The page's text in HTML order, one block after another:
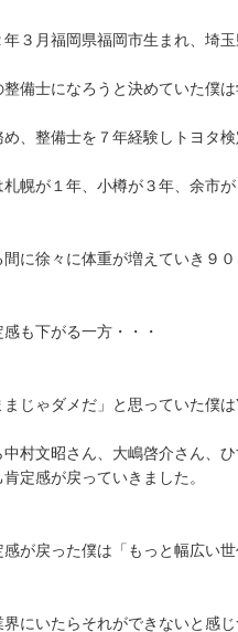
年３月福岡県福岡市生まれ、埼玉
整備士になろうと決めていた僕
め、整備士を７年経験しトヨタ
幌が１年、小樽が３年、余市が
に徐々に体重が増えていき９
感も下がる一方・・・
まじゃダメだ」と思っていた僕
中村文昭さん、大嶋啓介さん、
定感が戻っていきました。
感が戻った僕は「もっと幅広い
界にいたらそれができないと感